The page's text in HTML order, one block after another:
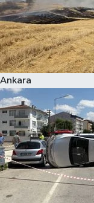
Ankara
Sağlık
Siyaset
Teknoloji
Televizyon
Yaşam-Çevre